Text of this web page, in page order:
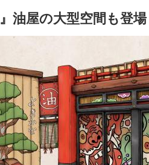
油屋の大型空間も登場